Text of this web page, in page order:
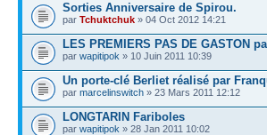
Sorties Anniversaire de Spirou.
par Tchuktchuk » 04 Oct 2012 14:21
LES PREMIERS PAS DE GASTON
par wapitipok » 10 Juin 2011 10:39
Un porte-clé Berliet réalisé par
par marcelinswitch » 23 Mars 2011 12:12
LONGTARIN Fariboles
par wapitipok » 28 Jan 2011 10:02